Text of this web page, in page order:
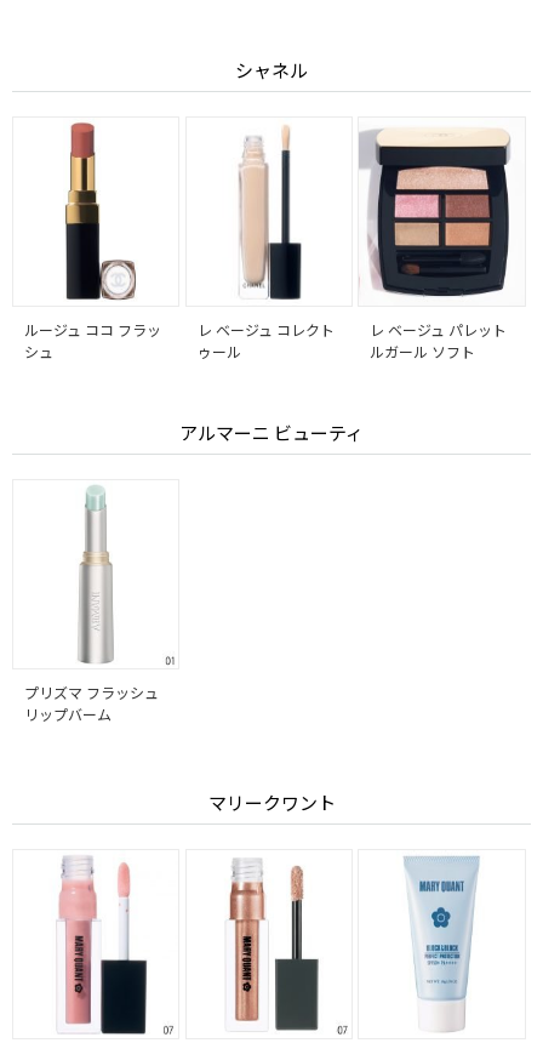
シャネル
ルージュ ココ フラッ
シュ
レ ベージュ コレクト
ゥール
レ ベージュ パレット
ルガール ソフト
アルマーニ ビューティ
プリズマ フラッシュ
リップバーム
マリークワント